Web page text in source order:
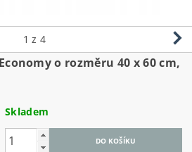
1 z 4
o rozměru 40 x 60 cm,
Skladem